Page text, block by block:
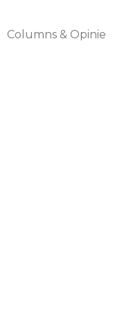
Columns & Opinie